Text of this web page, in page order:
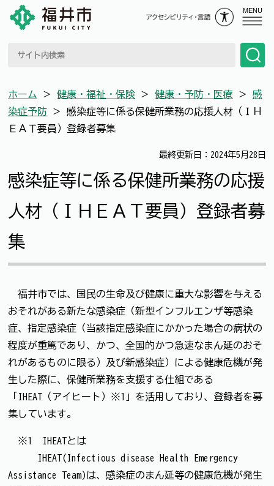
MENU
ホーム ＞ 健康・福祉・保険 ＞ 健康・予防・医療 ＞ 感
染症予防 ＞ 感染症等に係る保健所業務の応援人材（ＩＨ
ＥＡＴ要員）登録者募集
最終更新日：2024年5月28日
感染症等に係る保健所業務の応援
人材（ＩＨＥＡＴ要員）登録者募
集
福井市では、国民の生命及び健康に重大な影響を与える
おそれがある新たな感染症（新型インフルエンザ等感染
症、指定感染症（当該指定感染症にかかった場合の病状の
程度が重篤であり、かつ、全国的かつ急速なまん延のおそ
れがあるものに限る）及び新感染症）による健康危機が発
生した際に、保健所業務を支援する仕組である
「IHEAT（アイヒート）※1」を活用しており、登録者を募
集しています。
※1 IHEATとは
IHEAT(Infectious disease Health Emergency
Assistance Team)は、感染症のまん延等の健康危機が発生